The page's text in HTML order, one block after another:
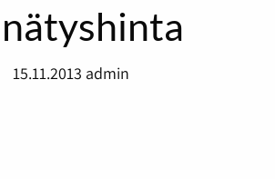
15.11.2013 admin